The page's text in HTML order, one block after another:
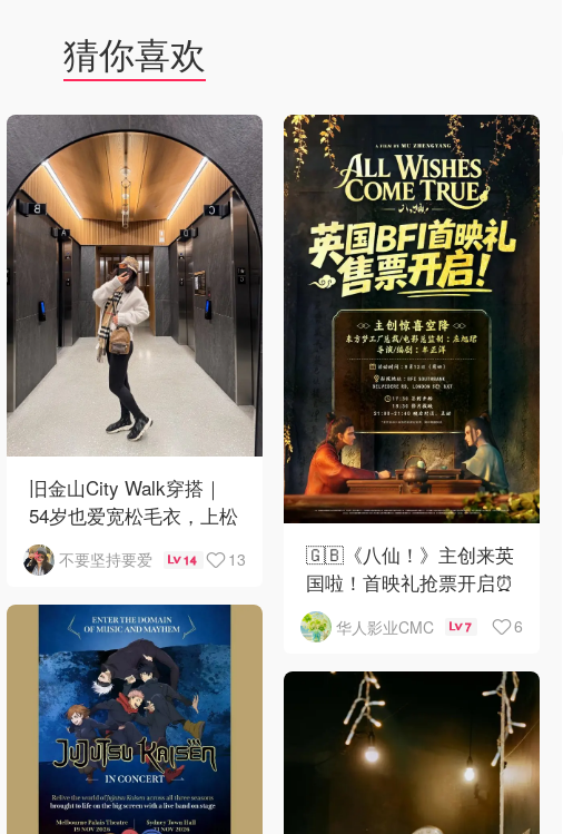
猜你喜欢
旧金山City Walk穿搭｜
54岁也爱宽松毛衣，上松
下紧真的很救比例
不要坚持要爱 14 13
🇬🇧《八仙！》主创来英
国啦！首映礼抢票开启⏰
华人影业CMC 7 6